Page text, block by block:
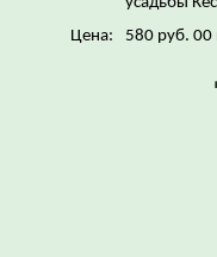
Цена:
580 руб. 00